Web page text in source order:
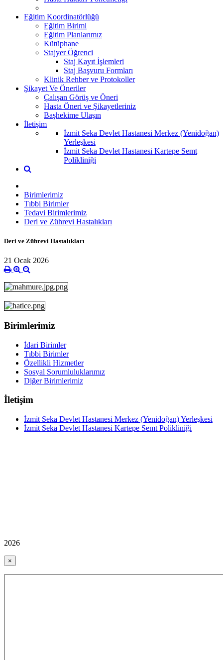
Eğitim Koordinatörlüğü
Eğitim Birimi
Eğitim Planlarımız
Kütüphane
Stajyer Öğrenci
Staj Kayıt İşlemleri
Staj Başvuru Formları
Klinik Rehber ve Protokoller
Şikayet Ve Öneriler
Çalışan Görüş ve Öneri
Hasta Öneri ve Şikayetleriniz
Başhekime Ulaşın
İletişim
İzmit Seka Devlet Hastanesi Merkez (Yenidoğan)
Yerleşkesi
İzmit Seka Devlet Hastanesi Kartepe Semt
Polikliniği
Birimlerimiz
Tıbbi Birimler
Tedavi Birimlerimiz
Deri ve Zührevi Hastalıkları
Deri ve Zührevi Hastalıkları
21 Ocak 2026
Birimlerimiz
İdari Birimler
Tıbbi Birimler
Özellikli Hizmetler
Sosyal Sorumluluklarımız
Diğer Birimlerimiz
İletişim
İzmit Seka Devlet Hastanesi Merkez (Yenidoğan) Yerleşkesi
İzmit Seka Devlet Hastanesi Kartepe Semt Polikliniği
2026
×